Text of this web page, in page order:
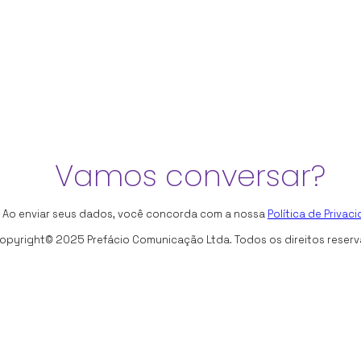
Vamos conversar?
enviar seus dados, você concorda com a nossa Política de
2025 Prefácio Comunicação Ltda. Todos os direitos